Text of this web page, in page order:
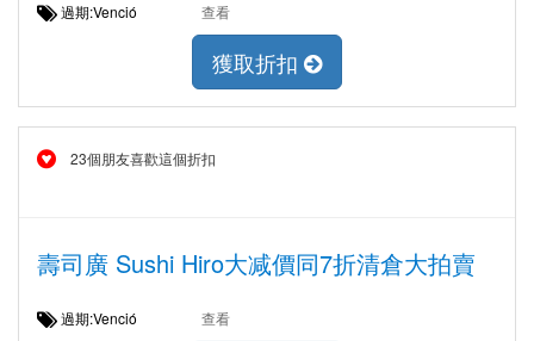
過期:Venció 查看
獲取折扣
23個朋友喜歡這個折扣
壽司廣 Sushi Hiro大减價同7折清倉大拍賣
過期:Venció 查看